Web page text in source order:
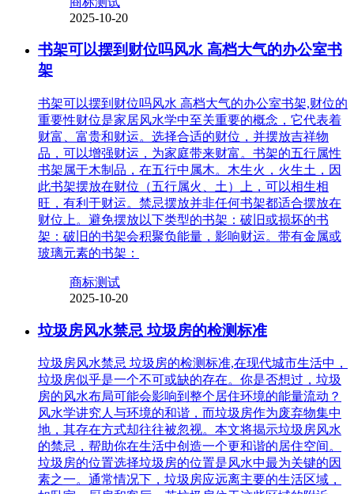
2025-10-20
书架可以摆到财位吗风水 高档大气的办公室书
架
书架可以摆到财位吗风水 高档大气的办公室书架,财位的
重要性财位是家居风水学中至关重要的概念，它代表着
财富、富贵和财运。选择合适的财位，并摆放吉祥物
品，可以增强财运，为家庭带来财富。书架的五行属性
书架属于木制品，在五行中属木。木生火，火生土，因
此书架摆放在财位（五行属火、土）上，可以相生相
旺，有利于财运。禁忌摆放并非任何书架都适合摆放在
财位上。避免摆放以下类型的书架：破旧或损坏的书
架：破旧的书架会积聚负能量，影响财运。带有金属或
玻璃元素的书架：
商标测试
2025-10-20
垃圾房风水禁忌 垃圾房的检测标准
垃圾房风水禁忌 垃圾房的检测标准,在现代城市生活中，
垃圾房似乎是一个不可或缺的存在。你是否想过，垃圾
房的风水布局可能会影响到整个居住环境的能量流动？
风水学讲究人与环境的和谐，而垃圾房作为废弃物集中
地，其存在方式却往往被忽视。本文将揭示垃圾房风水
的禁忌，帮助你在生活中创造一个更和谐的居住空间。
垃圾房的位置选择垃圾房的位置是风水中最为关键的因
素之一。通常情况下，垃圾房应远离主要的生活区域，